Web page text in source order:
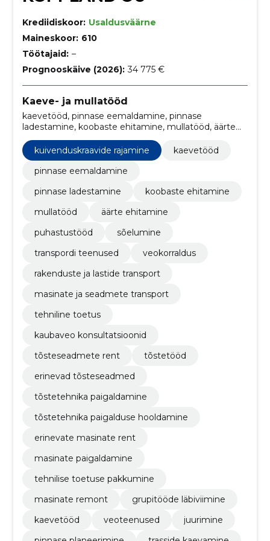
Krediidiskoor: Usaldusväärne
Maineskoor: 610
Töötajaid: –
Prognooskäive (2026): 34 775 €
Kaeve- ja mullatööd
kaevetööd, pinnase eemaldamine, pinnase
ladestamine, koobaste ehitamine, mullatööd, äärte
teenused, Veokorraldus
kuivenduskraavide rajamine
kaevetööd
pinnase eemaldamine
pinnase ladestamine
koobaste ehitamine
mullatööd
äärte ehitamine
puhastustööd
sõelumine
transpordi teenused
veokorraldus
rakenduste ja lastide transport
masinate ja seadmete transport
tehniline toetus
kaubaveo konsultatsioonid
tõsteseadmete rent
tõstetööd
erinevad tõsteseadmed
tõstetehnika paigaldamine
tõstetehnika paigalduse hooldamine
erinevate masinate rent
masinate paigaldamine
tehnilise toetuse pakkumine
masinate remont
grupitööde läbiviimine
kaevetööd
veoteenused
juurimine